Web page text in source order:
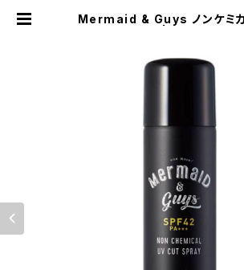
Mermaid & Guys ノンケミ